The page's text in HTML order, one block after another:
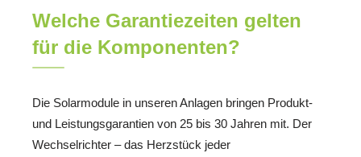
Welche Garantiezeiten gelten
für die Komponenten?
Die Solarmodule in unseren Anlagen bringen Produkt-
und Leistungsgarantien von 25 bis 30 Jahren mit. Der
Wechselrichter – das Herzstück jeder